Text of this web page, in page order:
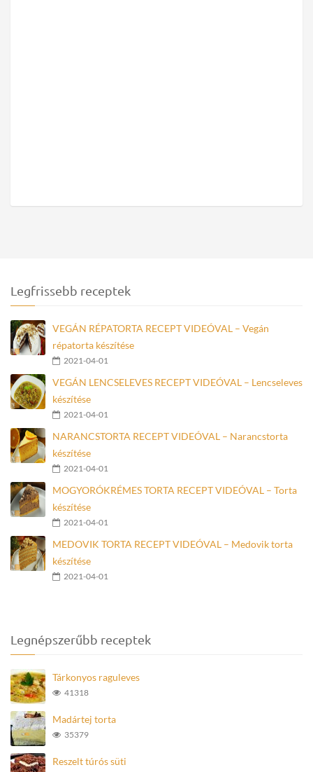
Legfrissebb receptek
VEGÁN RÉPATORTA RECEPT VIDEÓVAL – Vegán
répatorta készítése
2021-04-01
VEGÁN LENCSELEVES RECEPT VIDEÓVAL – Lencseleves
készítése
2021-04-01
NARANCSTORTA RECEPT VIDEÓVAL – Narancstorta
készítése
2021-04-01
MOGYORÓKRÉMES TORTA RECEPT VIDEÓVAL – Torta
készítése
2021-04-01
MEDOVIK TORTA RECEPT VIDEÓVAL – Medovik torta
készítése
2021-04-01
Legnépszerűbb receptek
Tárkonyos raguleves
41318
Madártej torta
35379
Reszelt túrós süti